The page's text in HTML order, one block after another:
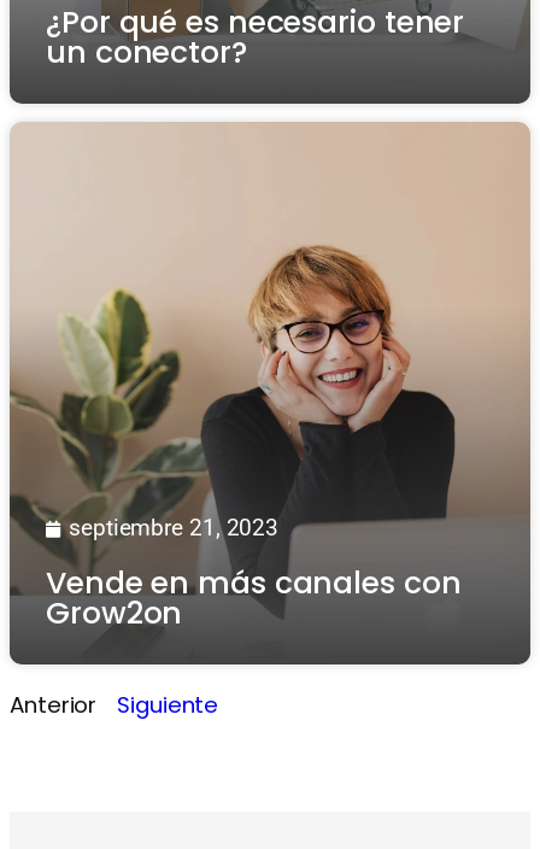
¿Por qué es necesario tener
un conector?
septiembre 21, 2023
Vende en más canales con
Grow2on
Anterior Siguiente